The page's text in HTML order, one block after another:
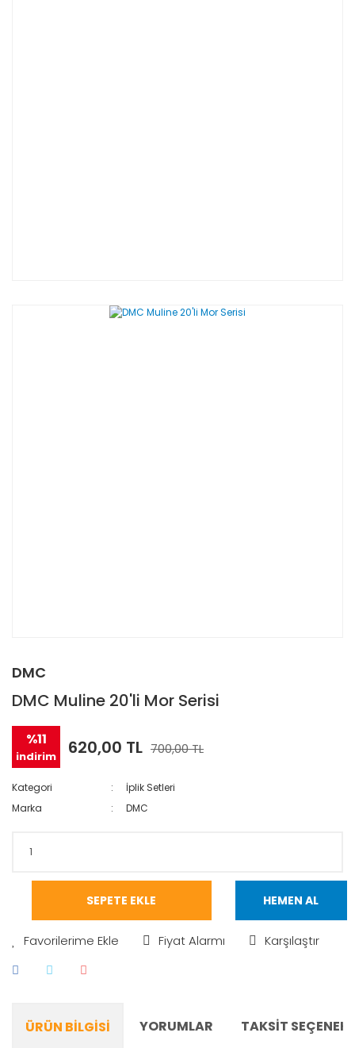
DMC
DMC Muline 20'li Mor Serisi
%11
indirim 620,00 TL 700,00 TL
Kategori
İplik Setleri
Marka
DMC
SEPETE EKLE HEMEN AL
Fiyat Alarmı Karşılaştır
ÜRÜN BILGISI YORUMLAR TAKSIT